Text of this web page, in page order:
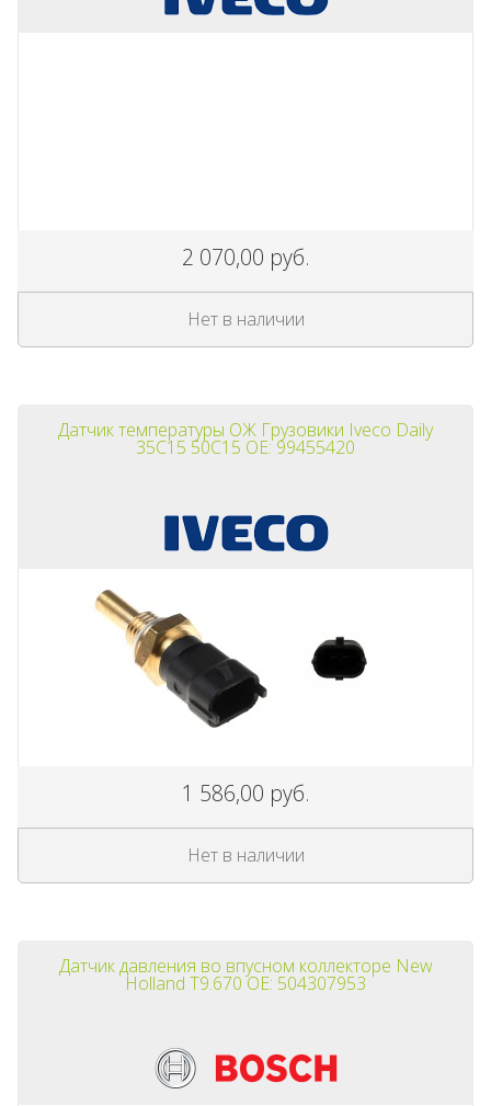
2 070,00 руб.
Нет в наличии
Датчик температуры ОЖ Грузовики Iveco Daily
35C15 50C15 OE: 99455420
1 586,00 руб.
Нет в наличии
Датчик давления во впусном коллекторе New
Holland T9.670 OE: 504307953